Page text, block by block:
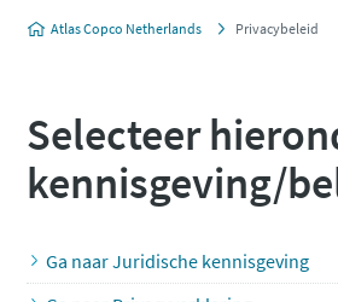
Atlas Copco Netherlands Privacybeleid
Selecteer
kennisgeving/
Ga naar Juridische kennisgeving